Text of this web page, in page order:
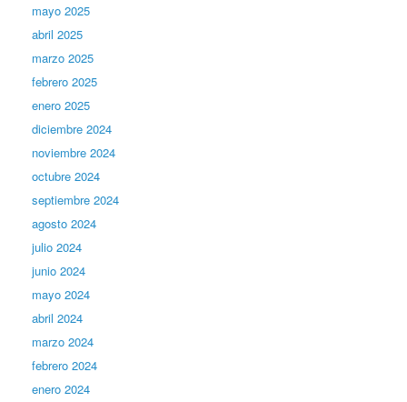
mayo 2025
abril 2025
marzo 2025
febrero 2025
enero 2025
diciembre 2024
noviembre 2024
octubre 2024
septiembre 2024
agosto 2024
julio 2024
junio 2024
mayo 2024
abril 2024
marzo 2024
febrero 2024
enero 2024